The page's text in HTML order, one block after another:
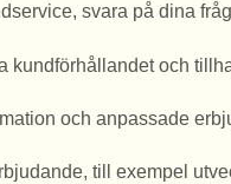
svara på dina
kundförhållandet och
och anpassade
till exempel